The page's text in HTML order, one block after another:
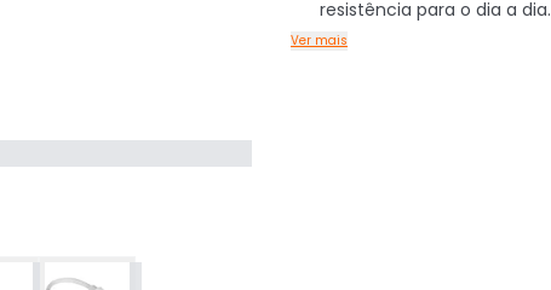
resistência para o dia a dia.
Ver mais